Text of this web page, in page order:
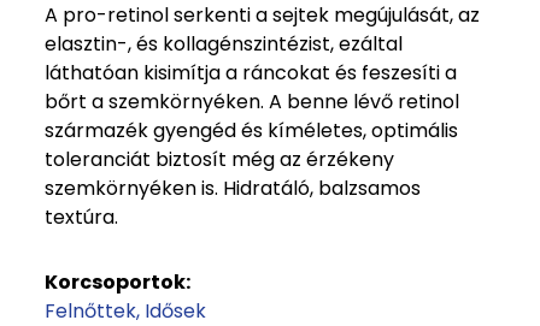
A pro-retinol serkenti a sejtek megújulását, az
elasztin-, és kollagénszintézist, ezáltal
láthatóan kisimítja a ráncokat és feszesíti a
bőrt a szemkörnyéken. A benne lévő retinol
származék gyengéd és kíméletes, optimális
toleranciát biztosít még az érzékeny
szemkörnyéken is. Hidratáló, balzsamos
textúra.
Korcsoportok:
Felnőttek Idősek